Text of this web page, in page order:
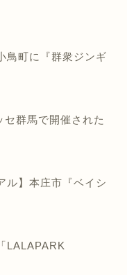
鳥町に『群衆ジンギ
セ群馬で開催された
ル】本庄市『ベイシ
LALAPARK